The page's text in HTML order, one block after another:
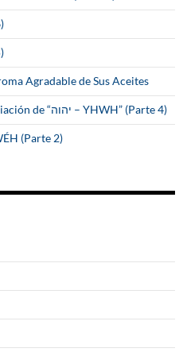
Agradable de Sus Aceites
YAHWÉH es la Correcta Pronunciación de “יהוה – YHWH” (Parte 4)
(Parte 2)